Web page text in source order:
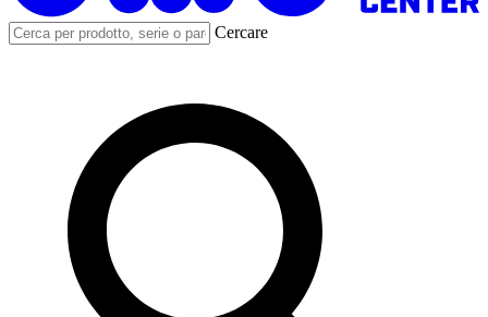
Cercare